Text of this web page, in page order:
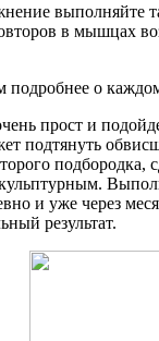
выполняйте
в мышцах
подробнее о
прост и
подтянуть
подбородка,
и уже через
результат.